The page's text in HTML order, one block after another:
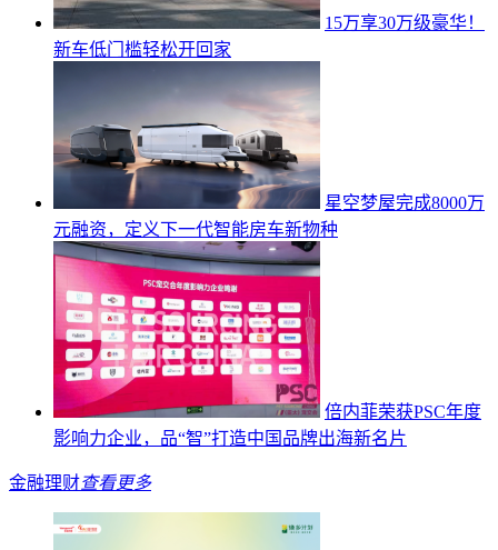
15万享30万级豪华！
新车低门槛轻松开回家
星空梦屋完成8000万
元融资，定义下一代智能房车新物种
倍内菲荣获PSC年度
影响力企业，品“智”打造中国品牌出海新名片
金融理财查看更多